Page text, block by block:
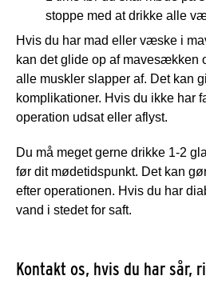
stoppe med at drikke alle
Hvis du har mad eller væske i
kan det glide op af mavesækken
alle muskler slapper af. Det kan
komplikationer. Hvis du ikke har
operation udsat eller aflyst.
Du må meget gerne drikke 1-2
før dit mødetidspunkt. Det kan
efter operationen. Hvis du har
vand i stedet for saft.
Kontakt os, hvis du har sår,